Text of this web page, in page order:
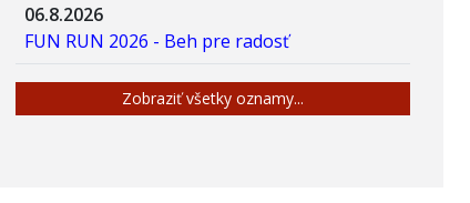
06.8.2026
FUN RUN 2026 - Beh pre radosť
Zobraziť všetky oznamy...